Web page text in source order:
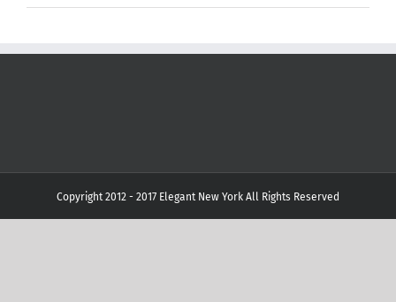
Copyright 2012 - 2017 Elegant New York All Rights Reserved